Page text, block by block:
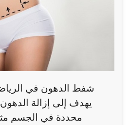
شفط الدهون في
يهدف إلى إزالة
محددة في الجسم